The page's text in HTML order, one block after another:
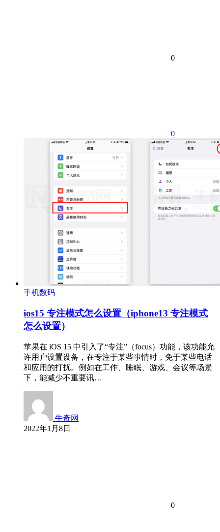
0
0
手机数码
ios15 专注模式怎么设置（iphone13 专注模式
怎么设置）
苹果在 iOS 15 中引入了“专注”（focus）功能，该功能允
许用户设置设备，在专注于某些事情时，免于某些电话
和应用的打扰。例如在工作、睡眠、游戏、会议等场景
下，能减少不重要讯…
牛奇网
2022年1月8日
0